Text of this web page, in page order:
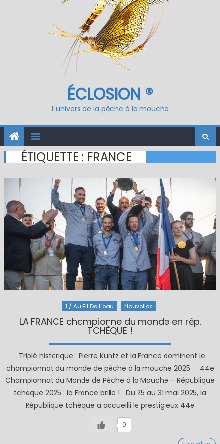
ÉCLOSION ®
L'univers de la pêche à la mouche
ÉTIQUETTE :FRANCE
1 / Au Fil De L'eau Nouvelles
LA FRANCE championne du monde en rép.
TCHÈQUE !
Triplé historique : Pierre Kuntz et la France dominent le
championnat du monde de pêche à la mouche 2025 ! 44e
Championnat du Monde de Pêche à la Mouche – République
tchèque 2025 : la France brille ! Du 25 au 31 mai 2025, la
République tchèque a accueilli le prestigieux 44e
0